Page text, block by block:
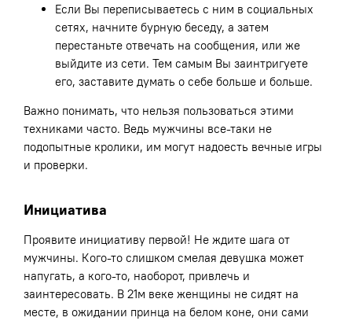
Если Вы переписываетесь с ним в социальных
сетях, начните бурную беседу, а затем
перестаньте отвечать на сообщения, или же
выйдите из сети. Тем самым Вы заинтригуете
его, заставите думать о себе больше и больше.
Важно понимать, что нельзя пользоваться этими
техниками часто. Ведь мужчины все-таки не
подопытные кролики, им могут надоесть вечные игры
и проверки.
Инициатива
Проявите инициативу первой! Не ждите шага от
мужчины. Кого-то слишком смелая девушка может
напугать, а кого-то, наоборот, привлечь и
заинтересовать. В 21м веке женщины не сидят на
месте, в ожидании принца на белом коне, они сами